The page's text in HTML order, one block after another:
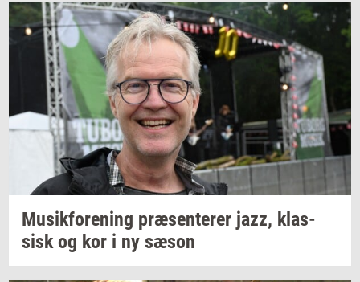
Mu­sik­for­e­ning præ­sen­te­rer jazz, klas­
siskog kor i ny sæson